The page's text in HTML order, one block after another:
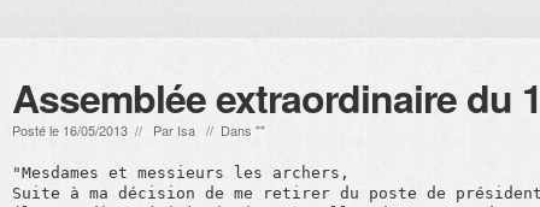
Assemblée extraordinaire du
Posté le 16/05/2013 // Par Isa // Dans ""
"Mesdames et messieurs les archers,
Suite à ma décision de me retirer du poste de